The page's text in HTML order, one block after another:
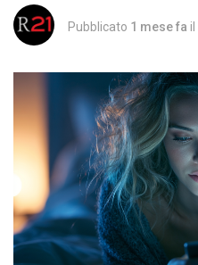
Pubblicato 1 mese fa il